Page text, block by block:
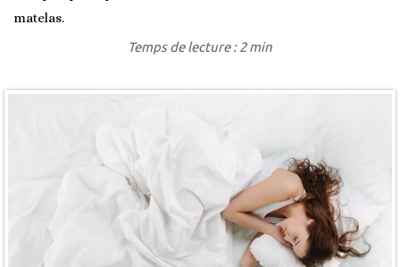
matelas.
Temps de lecture : 2 min